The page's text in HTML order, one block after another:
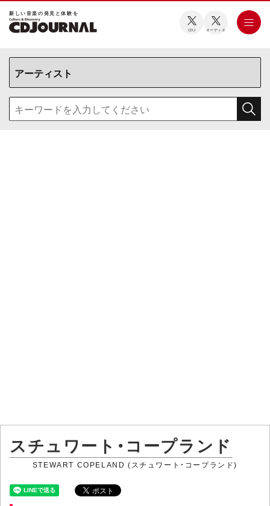
新しい⾳楽の発⾒と体験を
CDJ オーディオ
スチュワート・コープランド
STEWART COPELAND (スチュワート・コープランド)